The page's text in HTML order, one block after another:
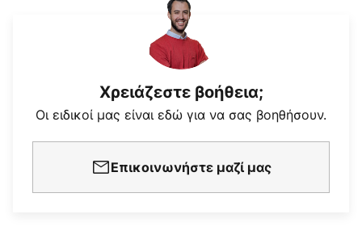
Χρειάζεστε βοήθεια;
Οι ειδικοί μας είναι εδώ για να σας βοηθήσουν.
Επικοινωνήστε μαζί μας